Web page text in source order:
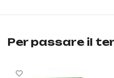
Puzzle "Segreti con occhiali
Puzzle "Segreti con occhiali
Per passare il